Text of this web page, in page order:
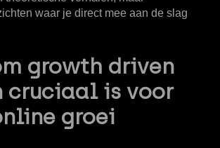
waar je direct mee aan de slag
growth driven
cruciaal is voor
groei